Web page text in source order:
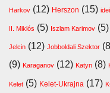
Harkov (12) Herszon (15)
II. Miklós (5) Iszlam Karimov (5)
Jelcin (12) Jobboldali Szektor
(9) Karaganov (12) Katyn (8)
Kelet (5) Kelet-Ukrajna (17)